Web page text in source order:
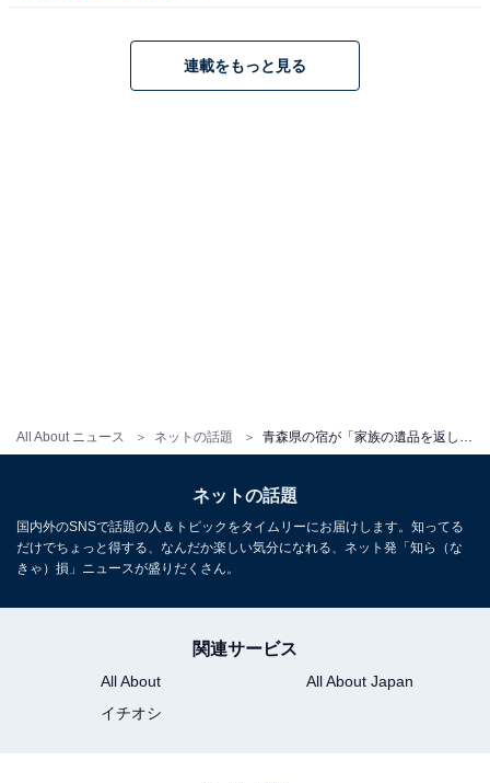
All About ニュース ネットの話題
連載をもっと見る
ネットの話題
国内外のSNSで話題の人＆トピックをタイムリーにお届けします。知ってる
だけでちょっと得する、なんだか楽しい気分になれる、ネット発「知ら（な
きゃ）損」ニュースが盛りだくさん。
関連サービス
All About
All About Japan
イチオシ